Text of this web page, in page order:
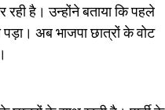
रही है। उन्होंने बताया कि पहले
अब भाजपा छात्रों के वोट